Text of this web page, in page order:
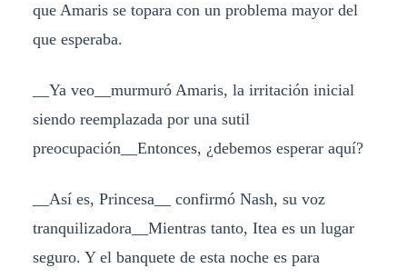
que Amaris se topara con un problema mayor del
que esperaba.
__Ya veo__murmuró Amaris, la irritación inicial
siendo reemplazada por una sutil
preocupación__Entonces, ¿debemos esperar aquí?
__Así es, Princesa__ confirmó Nash, su voz
tranquilizadora__Mientras tanto, Itea es un lugar
seguro. Y el banquete de esta noche es para